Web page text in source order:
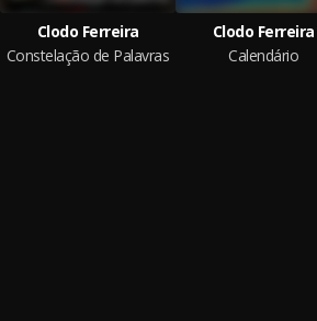
Clodo Ferreira
Constelação de Palavras
Clodo Ferreira
Calendário